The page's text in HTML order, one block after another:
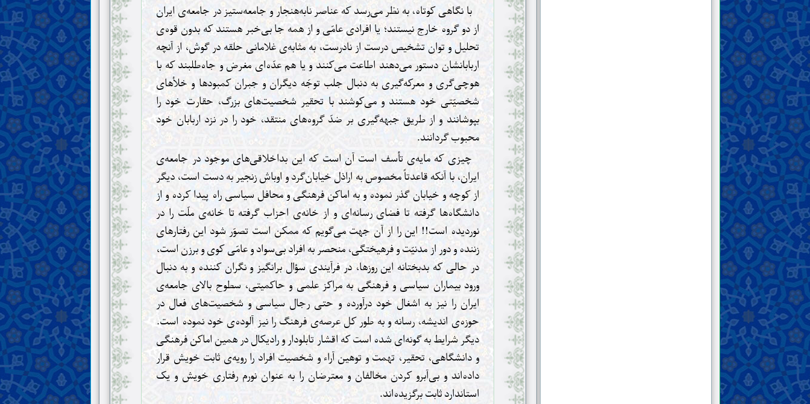
با نگاهی کوتاه، به نظر می‌رسد که عناصر نابه‌هنجار و جامعه‌ستیز در جامعه‌ی ایران
از دو گروه خارج نیستند؛ یا افرادی عامّی و از همه جا بی‌خبر هستند که بدون قوه‌ی
تحلیل و توان تشخیص درست از نادرست، به مثابه‌ی غلامانی حلقه در گوش، از آنچه
اربابانشان دستور می‌دهند اطاعت می‌کنند و یا هم عدّه‌ای مغرض و جاه‌طلبند که با
هوچی‌گری و معرکه‌گیری به دنبال جلب توجّه دیگران و جبران کمبودها و خلأهای
شخصیّتی خود هستند و می‌کوشند با تحقیر شخصیت‌های بزرگ، حقارت خود را
بپوشانند و از طریق جبهه‌گیری بر ضدّ گروه‌های منتقد، خود را در نزد اربابان خود
محبوب گردانند.
چیزی که مایه‌ی تأسف است آن است که این بداخلاقی‌های موجود در جامعه‌ی
ایران، با آنکه قاعدتاً مخصوص به اراذل خیابان‌گرد و اوباش زنجیر به دست است، دیگر
از کوچه و خیابان گذر نموده و به اماکن فرهنگی و محافل سیاسی راه پیدا کرده و از
دانشگاه‌ها گرفته تا فضای رسانه‌ای و از خانه‌ی احزاب گرفته تا خانه‌ی ملّت را در
نوردیده است!! این را از آن جهت می‌گویم که ممکن است تصوّر شود این رفتارهای
زننده و دور از مدنیّت و فرهیختگی، منحصر به افراد بی‌سواد و عامّی کوی و برزن است،
در حالی که بدبختانه این روزها، در فرآیندی سؤال برانگیز و نگران کننده و به دنبال
ورود بیماران سیاسی و فرهنگی به مراکز علمی و حاکمیتی، سطوح بالای جامعه‌ی
ایران را نیز به اشغال خود درآورده و حتی رجال سیاسی و شخصیت‌های فعال در
حوزه‌ی اندیشه، رسانه و به طور کل عرصه‌ی فرهنگ را نیز آلوده‌ی خود نموده است.
دیگر شرایط به گونه‌ای شده است که اقشار تابلودار و رادیکال در همین اماکن فرهنگی
و دانشگاهی، تحقیر، تهمت و توهین آراء و شخصیت افراد را رویه‌ی ثابت خویش قرار
داده‌اند و بی‌آبرو کردن مخالفان و معترضان را به عنوان نورم رفتاری خویش و یک
استاندارد ثابت برگزیده‌اند.